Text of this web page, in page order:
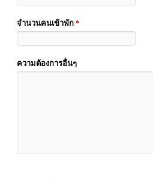
จำนวนคนเข้าพัก *
ความต้องการอื่นๆ